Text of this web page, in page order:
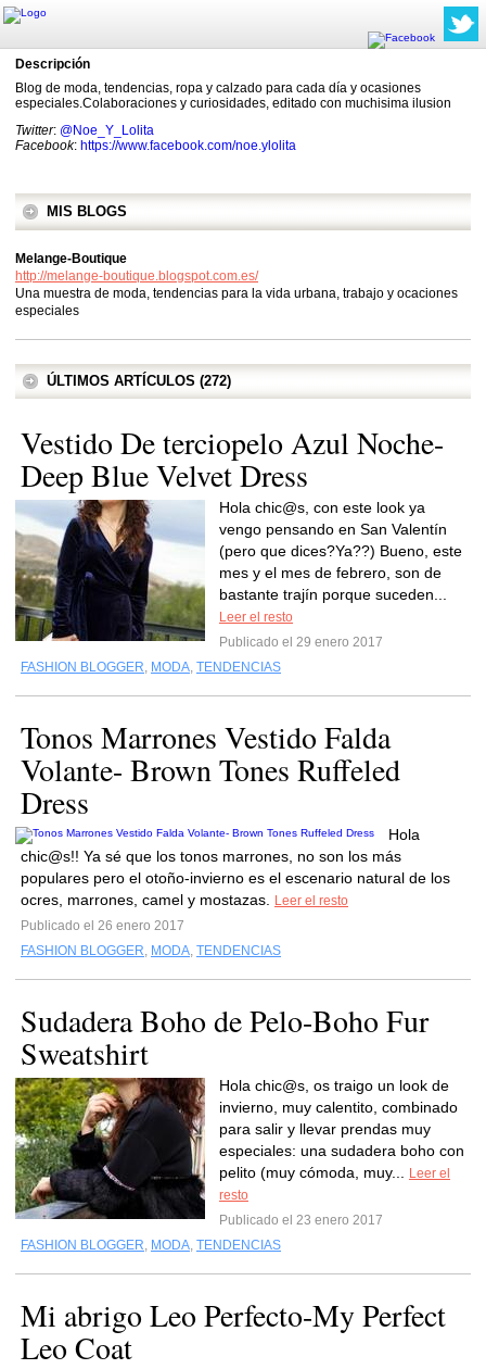
Descripción
Blog de moda, tendencias, ropa y calzado para cada día y ocasiones
especiales.Colaboraciones y curiosidades, editado con muchisima ilusion
Twitter: @Noe_Y_Lolita
Facebook: https://www.facebook.com/noe.ylolita
MIS BLOGS
Melange-Boutique
http://melange-boutique.blogspot.com.es/
Una muestra de moda, tendencias para la vida urbana, trabajo y ocaciones
especiales
ÚLTIMOS ARTÍCULOS (272)
Vestido De terciopelo Azul Noche-
Deep Blue Velvet Dress
Hola chic@s, con este look ya
vengo pensando en San Valentín
(pero que dices?Ya??) Bueno, este
mes y el mes de febrero, son de
bastante trajín porque suceden...
Leer el resto
Publicado el 29 enero 2017
FASHION BLOGGER, MODA, TENDENCIAS
Tonos Marrones Vestido Falda
Volante- Brown Tones Ruffeled
Dress
Hola
chic@s!! Ya sé que los tonos marrones, no son los más
populares pero el otoño-invierno es el escenario natural de los
ocres, marrones, camel y mostazas.
Leer el resto
Publicado el 26 enero 2017
FASHION BLOGGER, MODA, TENDENCIAS
Sudadera Boho de Pelo-Boho Fur
Sweatshirt
Hola chic@s, os traigo un look de
invierno, muy calentito, combinado
para salir y llevar prendas muy
especiales: una sudadera boho con
pelito (muy cómoda, muy...
Leer el
resto
Publicado el 23 enero 2017
FASHION BLOGGER, MODA, TENDENCIAS
Mi abrigo Leo Perfecto-My Perfect
Leo Coat